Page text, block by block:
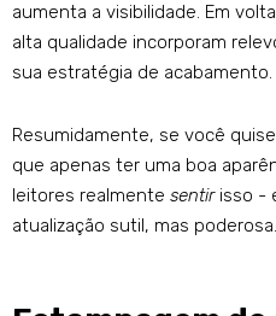
aumenta a visibilidade. Em
alta qualidade incorporam
sua estratégia de acabamento.
Resumidamente, se você
que apenas ter uma boa
leitores realmente sentirisso -
atualização sutil, mas poderosa.